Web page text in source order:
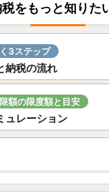
きますようお願い申し
れば変更可能な場合も
願いいたします。
をもっと知りた
3ステップ
納税の流れ
額の限度額と目安
ュレーション